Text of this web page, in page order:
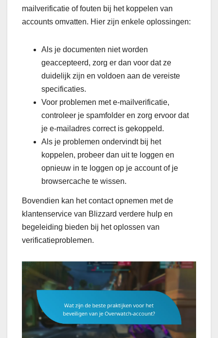
mailverificatie of fouten bij het koppelen van
accounts omvatten. Hier zijn enkele oplossingen:
Als je documenten niet worden
geaccepteerd, zorg er dan voor dat ze
duidelijk zijn en voldoen aan de vereiste
specificaties.
Voor problemen met e-mailverificatie,
controleer je spamfolder en zorg ervoor dat
je e-mailadres correct is gekoppeld.
Als je problemen ondervindt bij het
koppelen, probeer dan uit te loggen en
opnieuw in te loggen op je account of je
browsercache te wissen.
Bovendien kan het contact opnemen met de
klantenservice van Blizzard verdere hulp en
begeleiding bieden bij het oplossen van
verificatieproblemen.